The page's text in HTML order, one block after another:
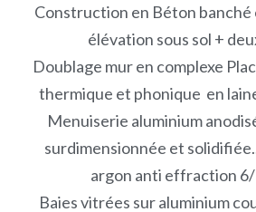
Construction en Béton banché
élévation sous sol +
Doublage mur en complexe
thermique et phonique en
Menuiserie aluminium
surdimensionnée et
argon anti effraction
Baies vitrées sur aluminium